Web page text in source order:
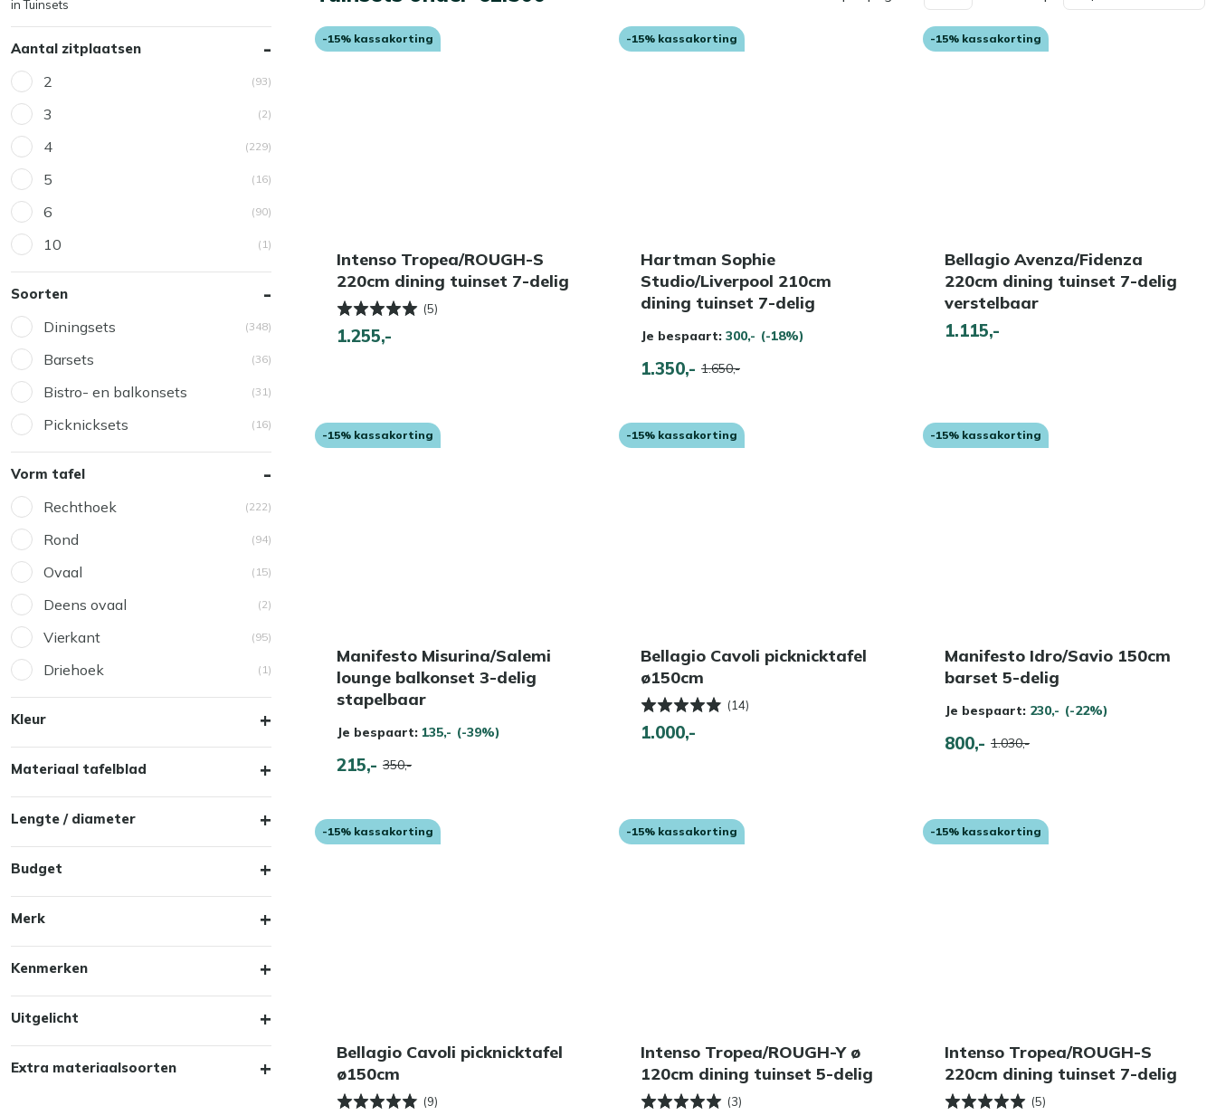
in Tuinsets
Aantal zitplaatsen
2 (93)
3 (2)
4 (229)
5 (16)
6 (90)
10 (1)
Soorten
Diningsets (348)
Barsets (36)
Bistro- en balkonsets (31)
Picknicksets (16)
Vorm tafel
Rechthoek (222)
Rond (94)
Ovaal (15)
Deens ovaal (2)
Vierkant (95)
Driehoek (1)
Kleur
Materiaal tafelblad
Lengte / diameter
Budget
Merk
Kenmerken
Uitgelicht
Extra materiaalsoorten
-15% kassakorting
Intenso Tropea/ROUGH-S
220cm dining tuinset 7-delig
(5)
1.255,-
-15% kassakorting
Hartman Sophie
Studio/Liverpool 210cm
dining tuinset 7-delig
Je bespaart: 300,- (-18%)
1.350,- 1.650,-
-15% kassakorting
Bellagio Avenza/Fidenza
220cm dining tuinset 7-delig
verstelbaar
1.115,-
-15% kassakorting
Manifesto Misurina/Salemi
lounge balkonset 3-delig
stapelbaar
Je bespaart: 135,- (-39%)
215,- 350,-
-15% kassakorting
Bellagio Cavoli picknicktafel
ø150cm
(14)
1.000,-
-15% kassakorting
Manifesto Idro/Savio 150cm
barset 5-delig
Je bespaart: 230,- (-22%)
800,- 1.030,-
-15% kassakorting
Bellagio Cavoli picknicktafel
ø150cm
(9)
-15% kassakorting
Intenso Tropea/ROUGH-Y ø
120cm dining tuinset 5-delig
(3)
-15% kassakorting
Intenso Tropea/ROUGH-S
220cm dining tuinset 7-delig
(5)